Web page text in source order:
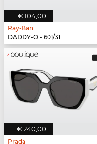
€ 104,00
Ray-Ban
DADDY-O - 601/31
€ 240,00
Prada